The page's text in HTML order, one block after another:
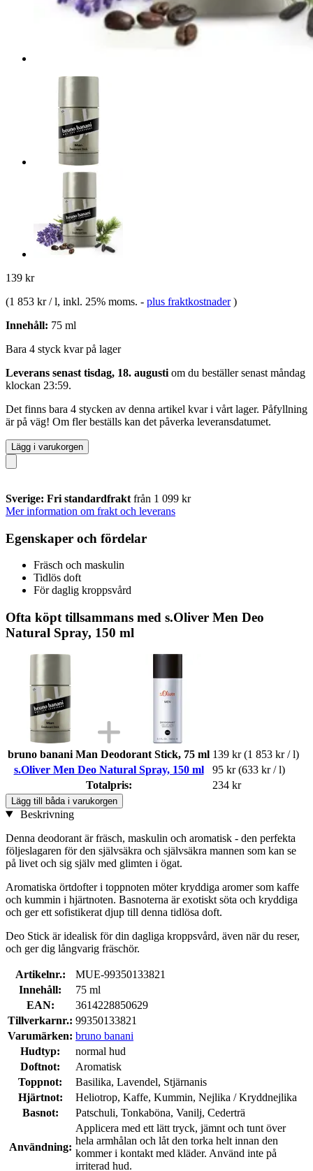
139 kr
(1 853 kr / l, inkl. 25% moms. - plus fraktkostnader )
Innehåll: 75 ml
Bara 4 styck kvar på lager
Leverans senast tisdag, 18. augusti om du beställer senast måndag
klockan 23:59.
Det finns bara 4 stycken av denna artikel kvar i vårt lager. Påfyllning
är på väg! Om fler beställs kan det påverka leveransdatumet.
Lägg i varukorgen
Sverige: Fri standardfrakt från 1 099 kr
Mer information om frakt och leverans
Egenskaper och fördelar
Fräsch och maskulin
Tidlös doft
För daglig kroppsvård
Ofta köpt tillsammans med s.Oliver Men Deo
Natural Spray, 150 ml
bruno banani Man Deodorant Stick, 75 ml 139 kr (1 853 kr / l)
s.Oliver Men Deo Natural Spray, 150 ml
95 kr (633 kr / l)
Totalpris:
234 kr
Lägg till båda i varukorgen
Beskrivning
Denna deodorant är fräsch, maskulin och aromatisk - den perfekta
följeslagaren för den självsäkra och självsäkra mannen som kan se
på livet och sig själv med glimten i ögat.
Aromatiska örtdofter i toppnoten möter kryddiga aromer som kaffe
och kummin i hjärtnoten. Basnoterna är exotiskt söta och kryddiga
och ger ett sofistikerat djup till denna tidlösa doft.
Deo Stick är idealisk för din dagliga kroppsvård, även när du reser,
och ger dig långvarig fräschör.
Artikelnr.:
MUE-99350133821
Innehåll:
75 ml
EAN:
3614228850629
Tillverkarnr.: 99350133821
Varumärken: bruno banani
Hudtyp:
normal hud
Doftnot:
Aromatisk
Toppnot:
Basilika, Lavendel, Stjärnanis
Hjärtnot:
Heliotrop, Kaffe, Kummin, Nejlika / Kryddnejlika
Basnot:
Patschuli, Tonkaböna, Vanilj, Cederträ
Användning:
Applicera med ett lätt tryck, jämnt och tunt över
hela armhålan och låt den torka helt innan den
kommer i kontakt med kläder. Använd inte på
irriterad hud.